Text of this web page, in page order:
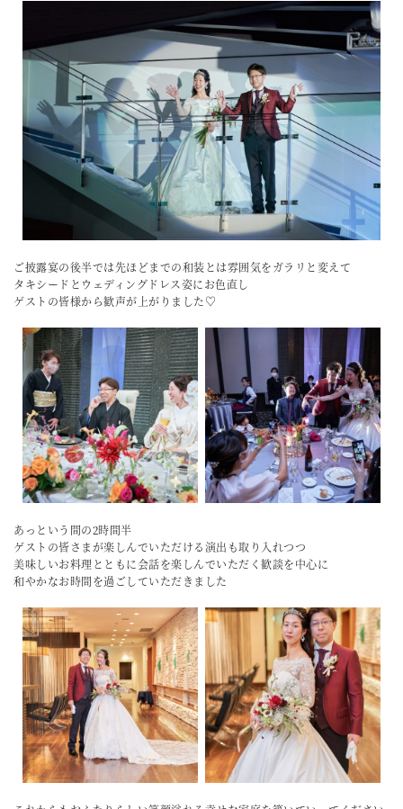
ご披露宴の後半では先ほどまでの和装とは雰囲気をガラリと変えて
タキシードとウェディングドレス姿にお色直し
ゲストの皆様から歓声が上がりました♡
あっという間の2時間半
ゲストの皆さまが楽しんでいただける演出も取り入れつつ
美味しいお料理とともに会話を楽しんでいただく歓談を中心に
和やかなお時間を過ごしていただきました